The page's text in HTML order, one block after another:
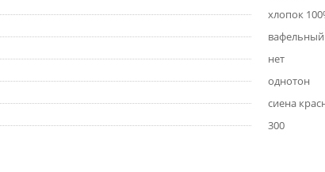
хлопок
нет
однотон
сиена
300